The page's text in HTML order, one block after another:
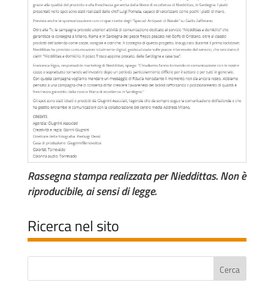
Rassegna stampa realizzata per Nieddittas. Non è
riproducibile, ai sensi di legge.
Ricerca nel sito